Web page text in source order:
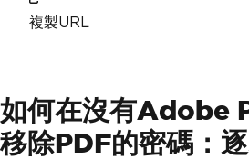
複製URL
如何在沒有Adobe
移除PDF的密碼：